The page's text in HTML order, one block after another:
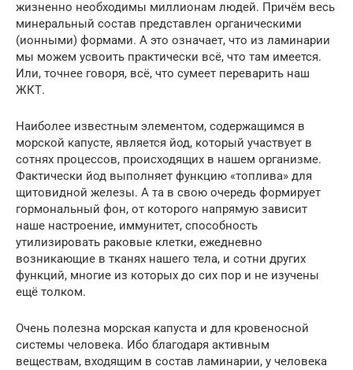
жизненно необходимы миллионам людей. Причём весь
минеральный состав представлен органическими
(ионными) формами. А это означает, что из ламинарии
мы можем усвоить практически всё, что там имеется.
Или, точнее говоря, всё, что сумеет переварить наш
ЖКТ.
Наиболее известным элементом, содержащимся в
морской капусте, является йод, который участвует в
сотнях процессов, происходящих в нашем организме.
Фактически йод выполняет функцию «топлива» для
щитовидной железы. А та в свою очередь формирует
гормональный фон, от которого напрямую зависит
наше настроение, иммунитет, способность
утилизировать раковые клетки, ежедневно
возникающие в тканях нашего тела, и сотни других
функций, многие из которых до сих пор и не изучены
ещё толком.
Очень полезна морская капуста и для кровеносной
системы человека. Ибо благодаря активным
веществам, входящим в состав ламинарии, у человека